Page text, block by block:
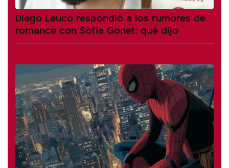
Diego Leuco respondió a los rumores de
romance con Sofía Gonet: qué dijo